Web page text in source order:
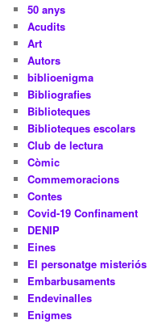
50 anys
Acudits
Art
Autors
biblioenigma
Bibliografies
Biblioteques
Biblioteques escolars
Club de lectura
Còmic
Commemoracions
Contes
Covid-19 Confinament
DENIP
Eines
El personatge misteriós
Embarbusaments
Endevinalles
Enigmes